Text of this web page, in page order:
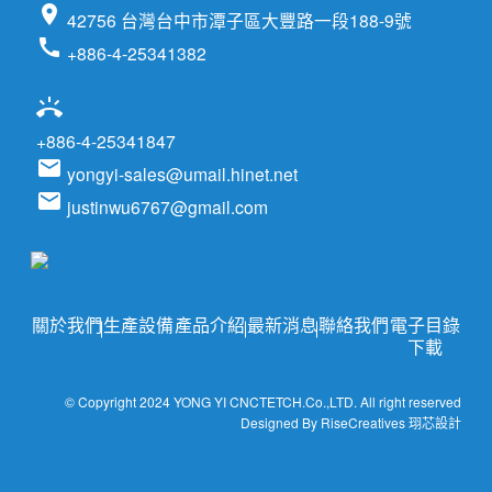
location_on 42756 台灣台中市潭子區大豐路一段188-9號
call +886-4-25341382
ring_volume
+886-4-25341847
email yongyi-sales@umail.hinet.net
email justinwu6767@gmail.com
關於我們生產設備產品介紹最新消息聯絡我們電子目錄
下載
© Copyright 2024 YONG YI CNCTETCH.Co.,LTD. All right reserved
Designed By RiseCreatives 珝芯設計